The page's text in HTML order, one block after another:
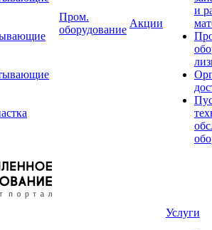
Пром.
оборудование
Акции
и
Услуги